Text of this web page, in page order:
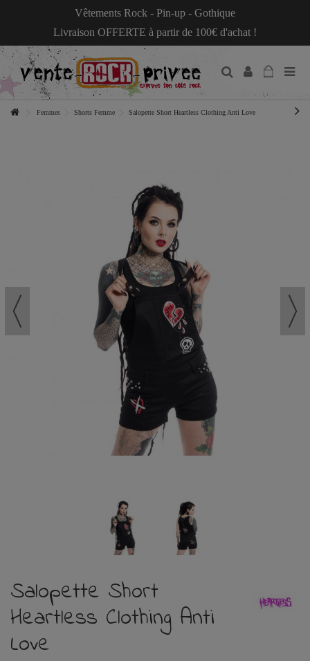
Vêtements Rock - Pin-up - Gothique
Livraison OFFERTE à partir de 100€ d'achat !
Femmes Shorts Femme Salopette Short Heartless Clothing Anti Love
Salopette Short
Heartless Clothing Anti
Love